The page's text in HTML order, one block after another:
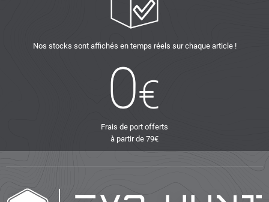
Nos stocks sont affichés en temps réels sur chaque article !
Frais de port offerts
à partir de 79€